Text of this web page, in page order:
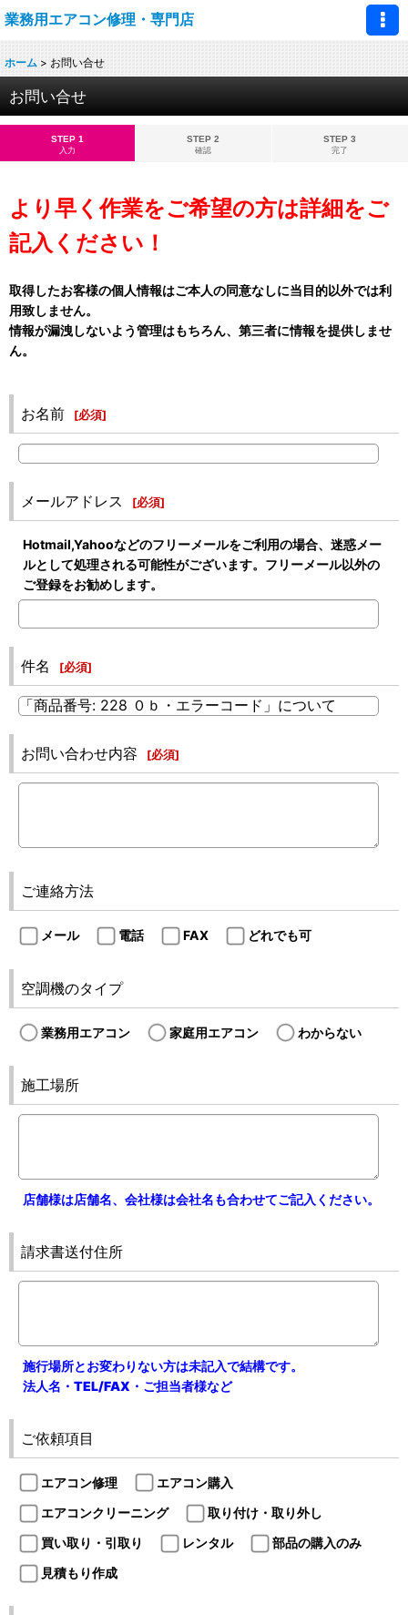
業務用エアコン修理・専門店
ホーム > お問い合せ
お問い合せ
STEP 1
入力
STEP 2
確認
STEP 3
完了
より早く作業をご希望の方は詳細をご
記入ください！
取得したお客様の個人情報はご本人の同意なしに当目的以外では利
用致しません。
情報が漏洩しないよう管理はもちろん、第三者に情報を提供しませ
ん。
お名前 [必須]
メールアドレス [必須]
Hotmail,Yahooなどのフリーメールをご利用の場合、迷惑メー
ルとして処理される可能性がございます。フリーメール以外の
ご登録をお勧めします。
件名 [必須]
お問い合わせ内容 [必須]
ご連絡方法
メール 電話 FAX どれでも可
空調機のタイプ
業務用エアコン 家庭用エアコン わからない
施工場所
店舗様は店舗名、会社様は会社名も合わせてご記入ください。
請求書送付住所
施行場所とお変わりない方は未記入で結構です。
法人名・TEL/FAX・ご担当者様など
ご依頼項目
エアコン修理
エアコン購入
エアコンクリーニング
取り付け・取り外し
買い取り・引取り
レンタル
部品の購入のみ
見積もり作成